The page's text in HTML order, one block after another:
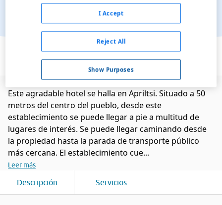
Ver en el mapa
Este agradable hotel se halla en Apriltsi. Situado a 50
metros del centro del pueblo, desde este
establecimiento se puede llegar a pie a multitud de
lugares de interés. Se puede llegar caminando desde
la propiedad hasta la parada de transporte público
más cercana. El establecimiento cue...
Leer más
Descripción Servicios
Show Purposes
Reject All
I Accept